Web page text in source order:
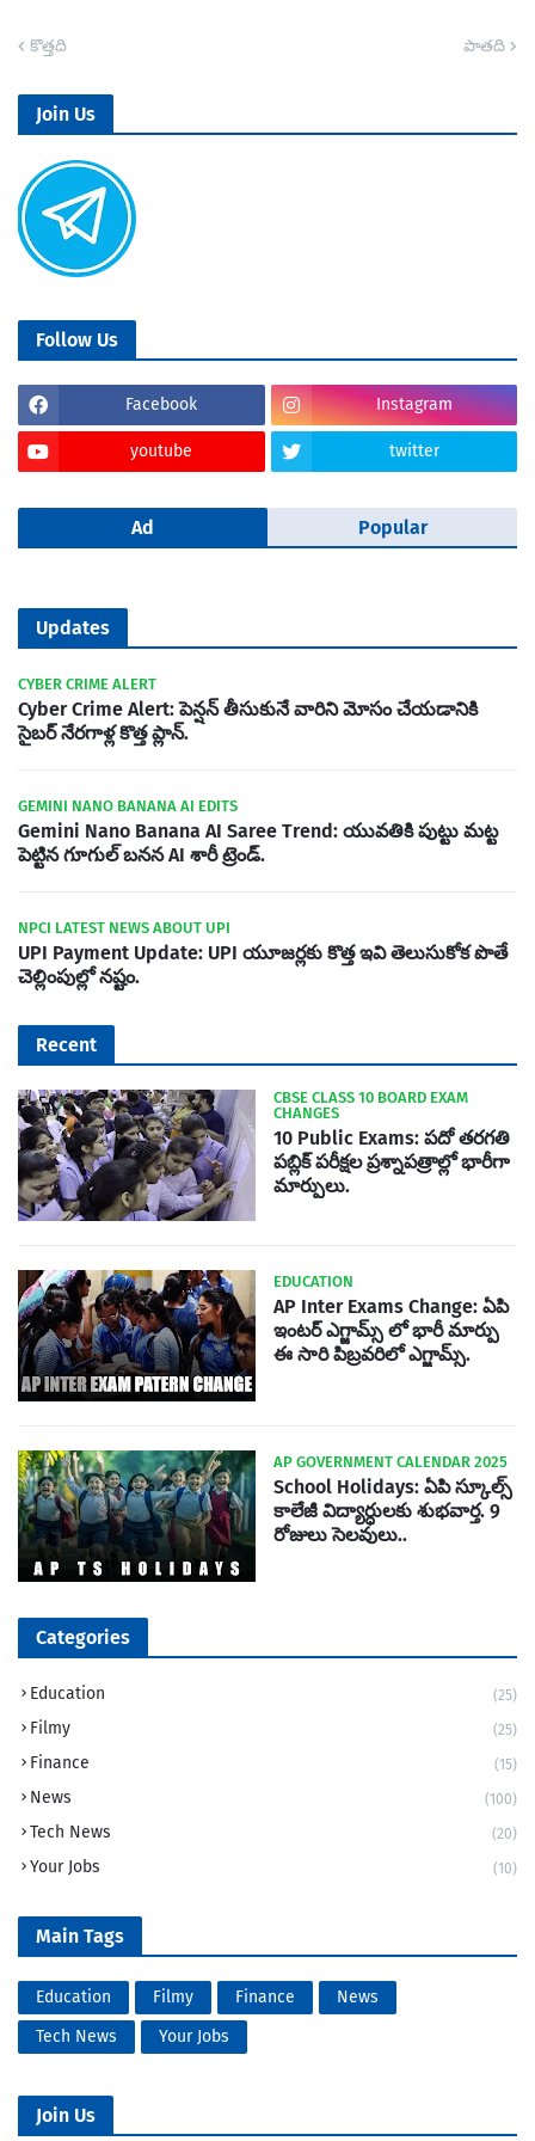
కొత్తది పాతది
Join Us
Follow Us
Facebook Instagram
youtube twitter
Ad Popular
Updates
CYBER CRIME ALERT
Cyber Crime Alert: పెన్షన్ తీసుకునే వారిని మోసం చేయడానికి
సైబర్ నేరగాళ్ల కొత్త ప్లాన్.
GEMINI NANO BANANA AI EDITS
Gemini Nano Banana AI Saree Trend: యువతికి పుట్టు మట్ట
పెట్టిన గూగుల్ బనన AI శారీ ట్రెండ్.
NPCI LATEST NEWS ABOUT UPI
UPI Payment Update: UPI యూజర్లకు కొత్త ఇవి తెలుసుకోక పొతే
చెల్లింపుల్లో నష్టం.
Recent
CBSE CLASS 10 BOARD EXAM
CHANGES
10 Public Exams: పదో తరగతి
పబ్లిక్‌ పరీక్షల ప్రశ్నాపత్రాల్లో భారీగా
మార్పులు.
EDUCATION
AP Inter Exams Change: ఏపి
ఇంటర్ ఎగ్జామ్స్ లో భారీ మార్పు
ఈ సారి పిబ్రవరిలో ఎగ్జామ్స్.
AP GOVERNMENT CALENDAR 2025
School Holidays: ఏపి స్కూల్స్
కాలేజీ విద్యార్ధులకు శుభవార్త. 9
రోజులు సెలవులు..
Categories
Education (25)
Filmy (25)
Finance (15)
News (100)
Tech News (20)
Your Jobs (10)
Main Tags
Education Filmy Finance
News
Tech News
Your Jobs
Join Us